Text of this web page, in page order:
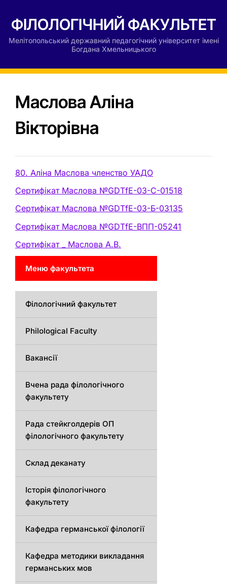
ФІЛОЛОГІЧНИЙ ФАКУЛЬТЕТ
Мелітопольський державний педагогічний університет імені
Богдана Хмельницького
Маслова Аліна
Вікторівна
80. Аліна Маслова членство УАДО
Сертифікат Маслова №GDTfE-03-C-01518
Сертифікат Маслова №GDTfE-03-Б-03135
Сертифікат Маслова №GDTfE-BПП-05241
Сертифікат _ Маслова А.В.
Меню факультета
Філологічний факультет
Philological Faculty
Вакансії
Вчена рада філологічного
факультету
Рада стейкголдерів ОП
філологічного факультету
Склад деканату
Історія філологічного
факультету
Кафедрa германської філології
Кафедрa методики викладання
германських мов